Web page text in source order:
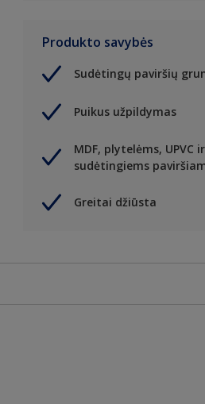
Produkto savybės
Sudėtingų paviršių
Puikus užpildymas
MDF, plytelėms, UPVC
sudėtingiems
Greitai džiūsta